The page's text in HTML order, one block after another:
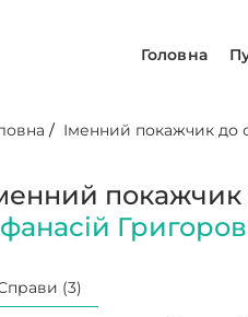
Головна
/ Іменний покажчик до
(3)